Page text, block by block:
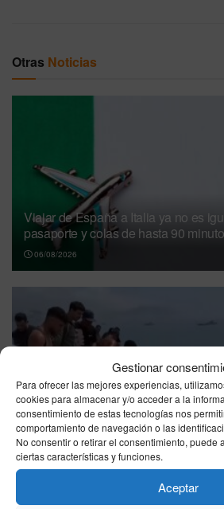
Gestionar
Para ofrecer las mejores experiencias,
cookies para almacenar y/o acceder a la
consentimiento de estas tecnologías nos
comportamiento de navegación o las
No consentir o retirar el consentimiento, puede
ciertas características y funciones.
Aceptar
Otras Noticias
Viajar de España a Italia ya no es
pasaporte y colas de hasta 90
06/08/2026
Madrid asegura que no ha recibido
menores migrantes llegados a Ceuta
06/08/2026
Felipe VI reacciona con
llaman “el rey más